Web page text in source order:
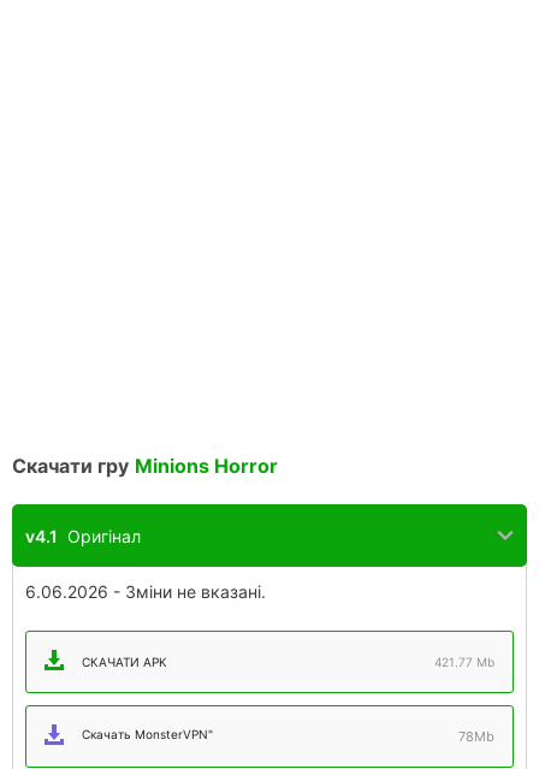
Скачати гру Minions Horror
v4.1 Оригінал
6.06.2026 - Зміни не вказані.
СКАЧАТИ APK 421.77 Mb
Скачать MonsterVPN" 78Mb